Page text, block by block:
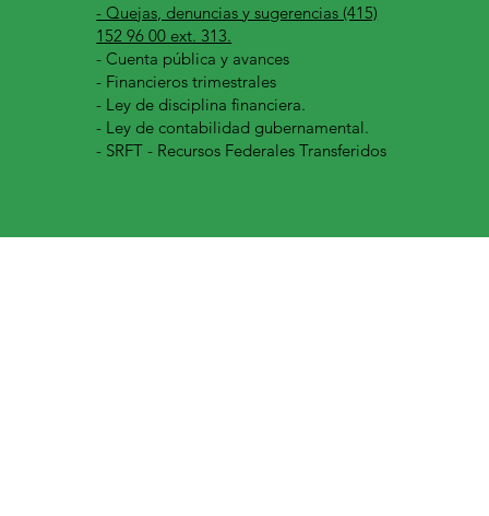
- Quejas, denuncias y sugerencias (415)
152 96 00 ext. 313.
-Cuenta pública y avances
- Financieros trimestrales
- Ley de disciplina financiera.
- Ley de contabilidad gubernamental.
- SRFT - Recursos Federales Transferidos